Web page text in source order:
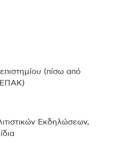
(πίσω από
Εκδηλώσεων,